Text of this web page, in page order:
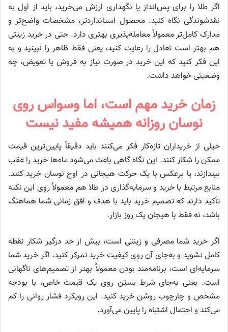
اگر طلا را برای پس‌انداز یا نگهداری ارزش می‌خرید، باید از اول به
نقدشوندگی نگاه کنید. محصول استانداردتر، مشخصات واضح‌تر و
مدارک کامل‌تر معمولاً معامله‌پذیری بهتری دارد. حتی در خرید زینتی
هم بهتر است تعادل را رعایت کنید، یعنی فقط ظاهر را نبینید و به
این فکر کنید که این خرید در صورت نیاز به فروش یا تعویض، چه
وضعیتی خواهد داشت.
زمان خرید مهم است، اما وسواس روی
نوسان روزانه همیشه مفید نیست
خیلی از خریداران تازه‌کار فکر می‌کنند باید دقیقاً پایین‌ترین قیمت
ممکن را شکار کنند. این نگاه گاهی باعث می‌شود ماه‌ها خرید را عقب
بیندازند، یا برعکس با یک حرکت هیجانی در اوج نوسان خرید کنند.
منابع مرتبط با خرید و سرمایه‌گذاری در طلا هم معمولاً روی این نکته
تأکید دارند که تصمیم خرید باید با هدف و افق زمانی شما هماهنگ
باشد، نه فقط با هیجان یک روز بازار.
اگر خرید شما مصرفی و زینتی است، بیش از حد درگیر شکار نقطه
کامل نشوید و به‌جای آن روی کیفیت خرید تمرکز کنید. اگر خرید شما
سرمایه‌ای است، برنامه‌مند بودن معمولاً بهتر از تصمیم‌های ناگهانی
است. یعنی به‌جای شرط بستن روی یک قیمت خاص، با بودجه
مشخص و چارچوب روشن خرید کنید. این رویکرد فشار روانی را کم
می‌کند و احتمال اشتباه را پایین می‌آورد.